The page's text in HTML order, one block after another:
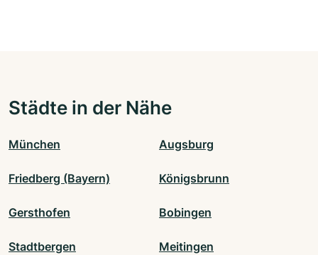
Städte in der Nähe
München Augsburg
Friedberg (Bayern) Königsbrunn
Gersthofen Bobingen
Stadtbergen Meitingen